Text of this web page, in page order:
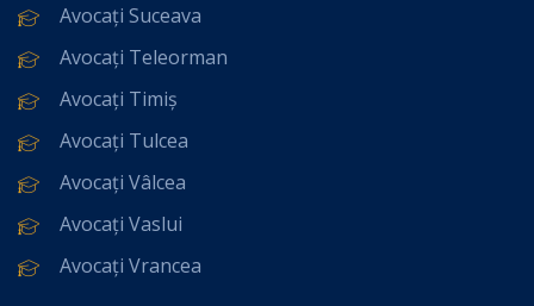
Avocați Suceava
Avocați Teleorman
Avocați Timiș
Avocați Tulcea
Avocați Vâlcea
Avocați Vaslui
Avocați Vrancea